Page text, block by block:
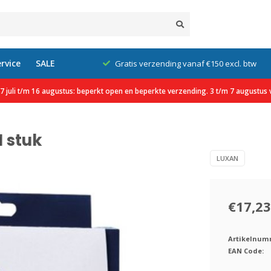
SALE Gratis verzending vanaf €150 excl. btw
juli t/m 16 augustus: beperkt open en beperkte verzending. 3 t/m 7 augustus
stuk
LUXAN
€17,23
EAN Code: